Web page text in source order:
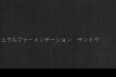
ルファーメンテーション サンドラ